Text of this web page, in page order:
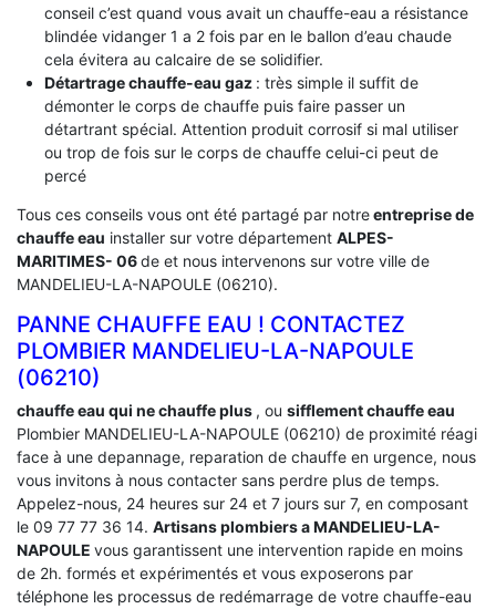
conseil c’est quand vous avait un chauffe-eau a résistance
blindée vidanger 1 a 2 fois par en le ballon d’eau chaude
cela évitera au calcaire de se solidifier.
Détartrage chauffe-eau gaz : très simple il suffit de
démonter le corps de chauffe puis faire passer un
détartrant spécial. Attention produit corrosif si mal utiliser
ou trop de fois sur le corps de chauffe celui-ci peut de
percé
Tous ces conseils vous ont été partagé par notreentreprise de
chauffe eau installer sur votre département ALPES-
MARITIMES- 06de et nous intervenons sur votre ville de
MANDELIEU-LA-NAPOULE (06210).
PANNE CHAUFFE EAU ! CONTACTEZ
PLOMBIER MANDELIEU-LA-NAPOULE
(06210)
chauffe eau qui ne chauffe plus , ou sifflement chauffe eau
Plombier MANDELIEU-LA-NAPOULE (06210) de proximité réagi
face à une depannage, reparation de chauffe en urgence, nous
vous invitons à nous contacter sans perdre plus de temps.
Appelez-nous, 24 heures sur 24 et 7 jours sur 7, en composant
le 09 77 77 36 14. Artisans plombiers a MANDELIEU-LA-
NAPOULE vous garantissent une intervention rapide en moins
de 2h. formés et expérimentés et vous exposerons par
téléphone les processus de redémarrage de votre chauffe-eau